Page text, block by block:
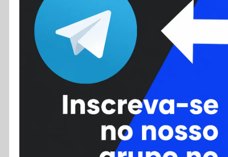
Colunas
Colaboradores
Cursos
Enviar Dica